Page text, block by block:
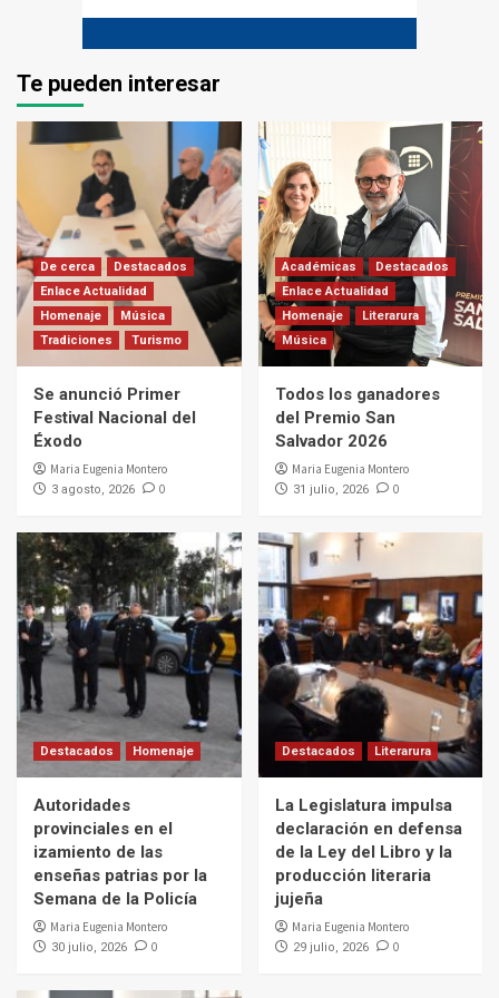
Te pueden interesar
De cerca
Destacados
Enlace Actualidad
Homenaje
Música
Tradiciones
Turismo
Se anunció Primer
Festival Nacional del
Éxodo
Maria Eugenia Montero
3 agosto, 2026 0
Académicas
Destacados
Enlace Actualidad
Homenaje
Literarura
Música
Todos los ganadores
del Premio San
Salvador 2026
Maria Eugenia Montero
31 julio, 2026 0
Destacados Homenaje
Autoridades
provinciales en el
izamiento de las
enseñas patrias por la
Semana de la Policía
Maria Eugenia Montero
30 julio, 2026 0
Destacados Literarura
La Legislatura impulsa
declaración en defensa
de la Ley del Libro y la
producción literaria
jujeña
Maria Eugenia Montero
29 julio, 2026 0